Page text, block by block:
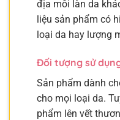
địa mỗi làn da
liệu sản phẩm có
loại da hay lượng
Đối tượng sử
Sản phẩm dành
cho mọi loại da.
phẩm lên vết